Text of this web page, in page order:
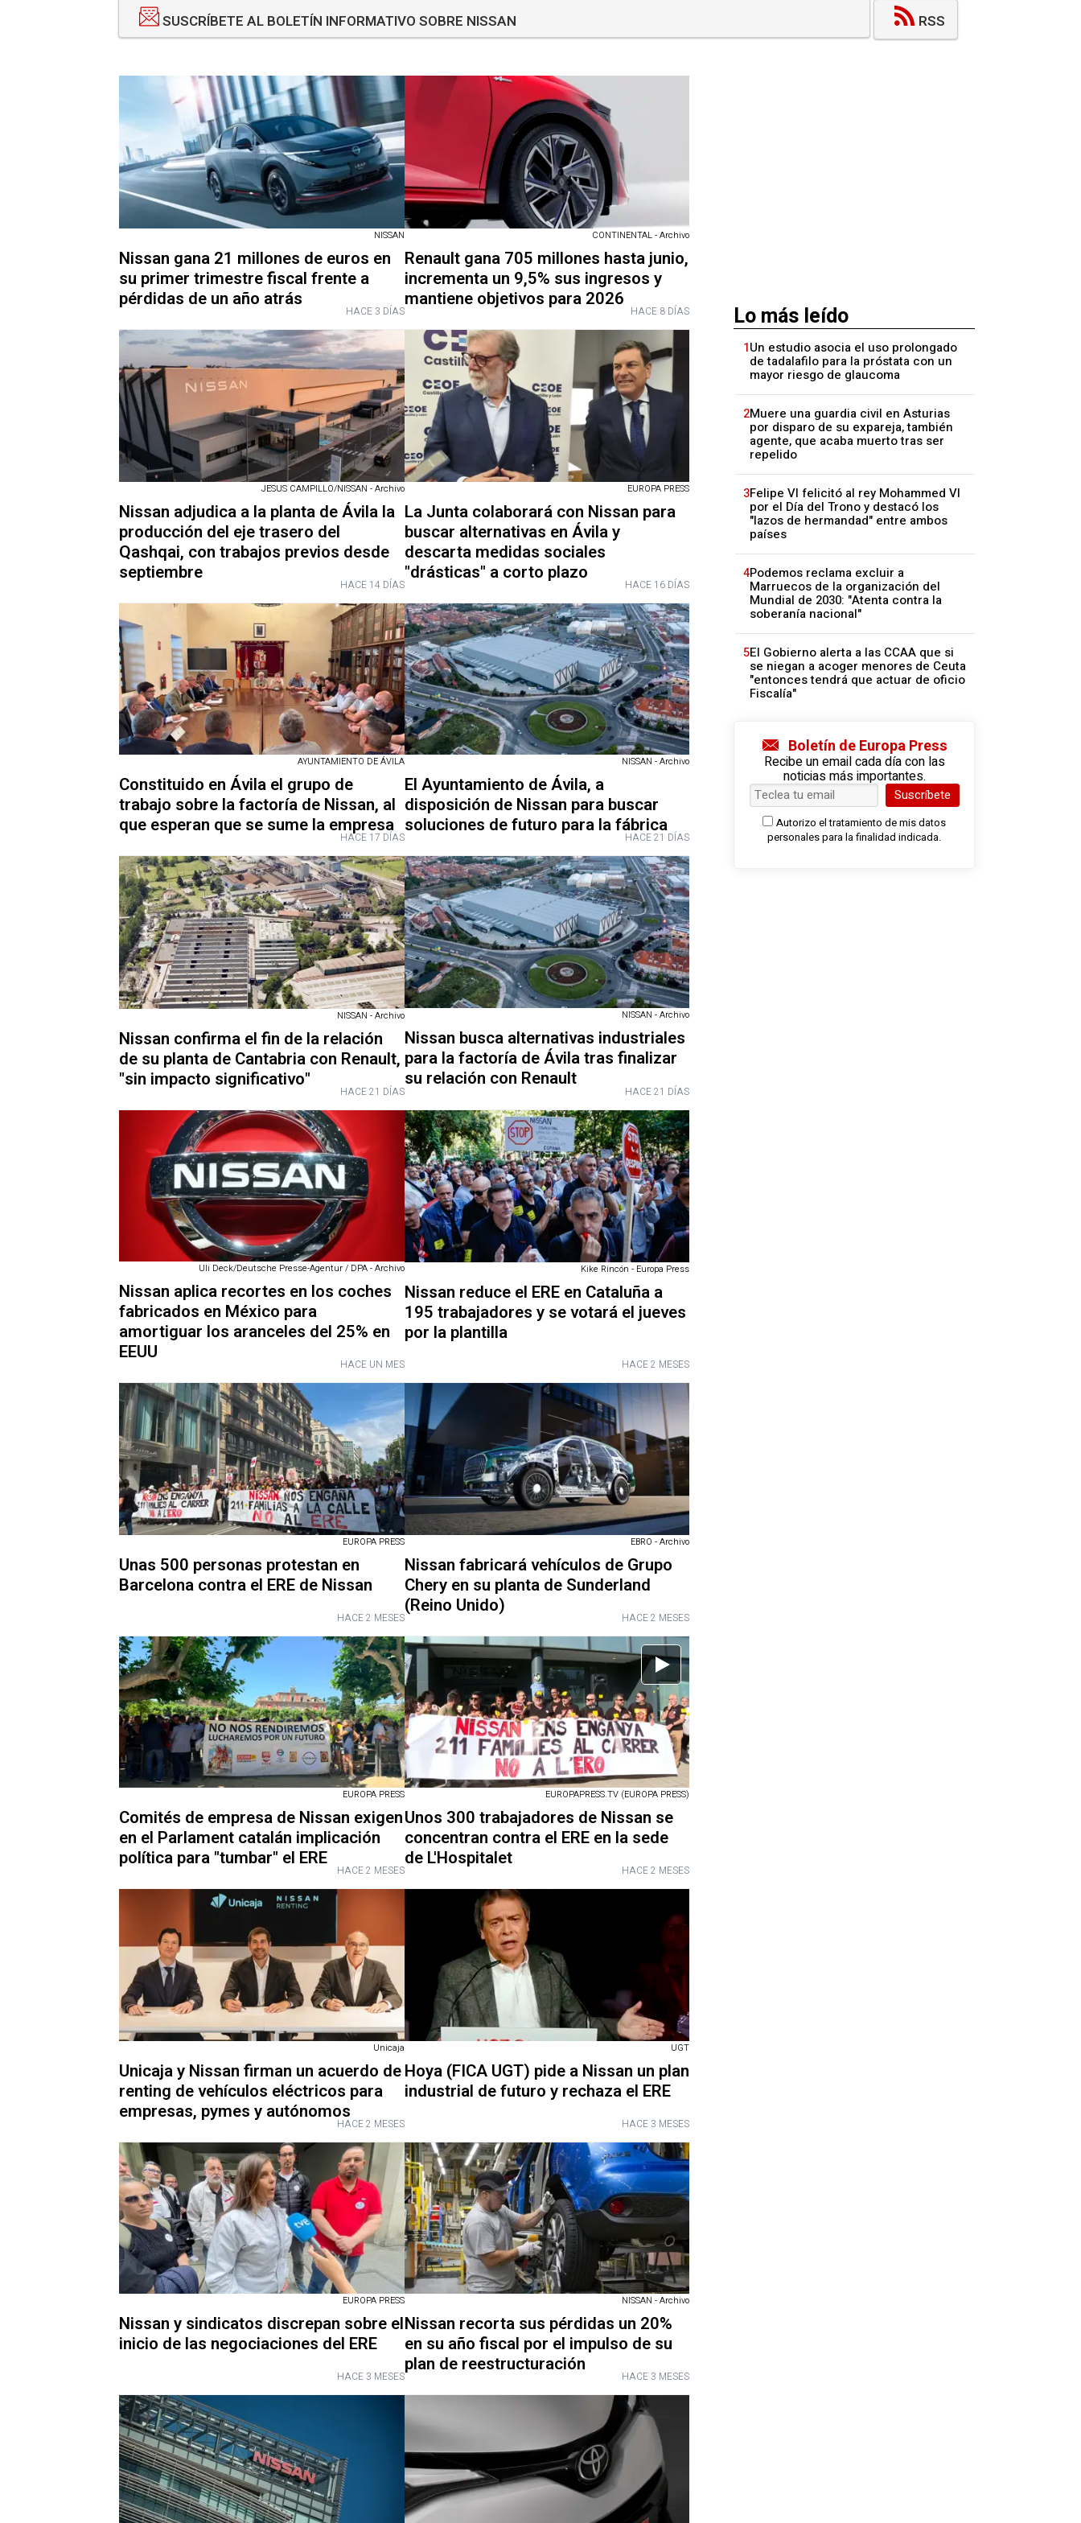
SUSCRÍBETE AL BOLETÍN INFORMATIVO SOBRE NISSAN RSS
NISSAN
Nissan gana 21 millones de euros en
su primer trimestre fiscal frente a
pérdidas de un año atrás
HACE 3 DÍAS
CONTINENTAL - Archivo
Renault gana 705 millones hasta junio,
incrementa un 9,5% sus ingresos y
mantiene objetivos para 2026 HACE 8 DÍAS
JESUS CAMPILLO/NISSAN - Archivo
Nissan adjudica a la planta de Ávila la
producción del eje trasero del
Qashqai, con trabajos previos desde
septiembre
HACE 14 DÍAS
EUROPA PRESS
La Junta colaborará con Nissan para
buscar alternativas en Ávila y
descarta medidas sociales
"drásticas" a corto plazo
HACE 16 DÍAS
AYUNTAMIENTO DE ÁVILA
Constituido en Ávila el grupo de
trabajo sobre la factoría de Nissan, al
que esperan que se sume la empresa
HACE 17 DÍAS
NISSAN - Archivo
El Ayuntamiento de Ávila, a
disposición de Nissan para buscar
soluciones de futuro para la fábrica
HACE 21 DÍAS
NISSAN - Archivo
Nissan confirma el fin de la relación
de su planta de Cantabria con Renault,
"sin impacto significativo"
HACE 21 DÍAS
NISSAN - Archivo
Nissan busca alternativas industriales
para la factoría de Ávila tras finalizar
su relación con Renault
HACE 21 DÍAS
Uli Deck/Deutsche Presse-Agentur / DPA - Archivo
Nissan aplica recortes en los coches
fabricados en México para
amortiguar los aranceles del 25% en
EEUU
HACE UN MES
Kike Rincón - Europa Press
Nissan reduce el ERE en Cataluña a
195 trabajadores y se votará el jueves
por la plantilla
HACE 2 MESES
EUROPA PRESS
Unas 500 personas protestan en
Barcelona contra el ERE de Nissan
HACE 2 MESES
EBRO - Archivo
Nissan fabricará vehículos de Grupo
Chery en su planta de Sunderland
(Reino Unido)
HACE 2 MESES
EUROPA PRESS
Comités de empresa de Nissan exigen
en el Parlament catalán implicación
política para "tumbar" el ERE
HACE 2 MESES
EUROPAPRESS.TV (EUROPA PRESS)
Unos 300 trabajadores de Nissan se
concentran contra el ERE en la sede
de L'Hospitalet
HACE 2 MESES
Unicaja
Unicaja y Nissan firman un acuerdo de
renting de vehículos eléctricos para
empresas, pymes y autónomosHACE 2 MESES
UGT
Hoya (FICA UGT) pide a Nissan un plan
industrial de futuro y rechaza el ERE
HACE 3 MESES
EUROPA PRESS
Nissan y sindicatos discrepan sobre el
inicio de las negociaciones del ERE
HACE 3 MESES
NISSAN - Archivo
Nissan recorta sus pérdidas un 20%
en su año fiscal por el impulso de su
plan de reestructuración
HACE 3 MESES
Lo más leído
1Un estudio asocia el uso prolongado
de tadalafilo para la próstata con un
mayor riesgo de glaucoma
2Muere una guardia civil en Asturias
por disparo de su expareja, también
agente, que acaba muerto tras ser
repelido
3Felipe VI felicitó al rey Mohammed VI
por el Día del Trono y destacó los
"lazos de hermandad" entre ambos
países
4Podemos reclama excluir a
Marruecos de la organización del
Mundial de 2030: "Atenta contra la
soberanía nacional"
5El Gobierno alerta a las CCAA que si
se niegan a acoger menores de Ceuta
"entonces tendrá que actuar de oficio
Fiscalía"
Boletín de Europa Press
Recibe un email cada día con las
noticias más importantes.
Suscríbete
Autorizo el tratamiento de mis datos
personales para la finalidad indicada.